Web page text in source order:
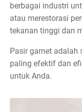
berbagai industri
atau merestorasi
tekanan tinggi dan
Pasir garnet adalah
paling efektif dan
untuk Anda.